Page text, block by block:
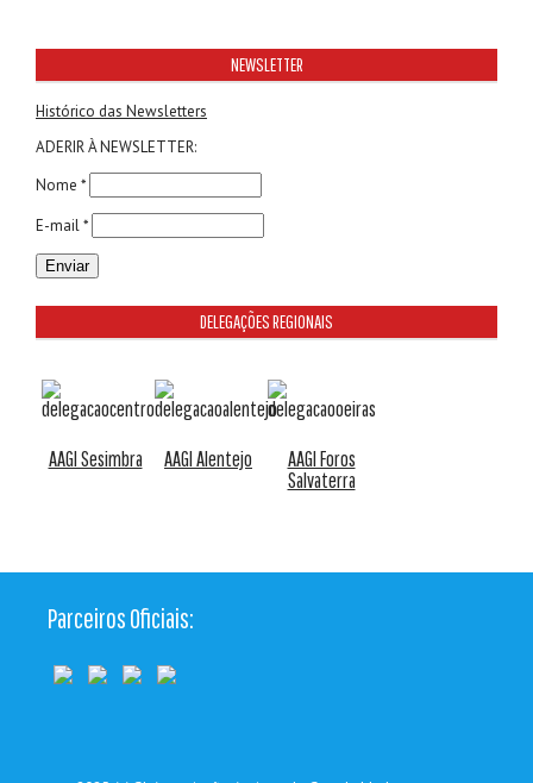
NEWSLETTER
Histórico das Newsletters
ADERIR À NEWSLETTER:
Nome *
E-mail *
DELEGAÇÕES REGIONAIS
AAGI Sesimbra AAGI Alentejo
AAGI Foros
Salvaterra
Parceiros Oficiais: